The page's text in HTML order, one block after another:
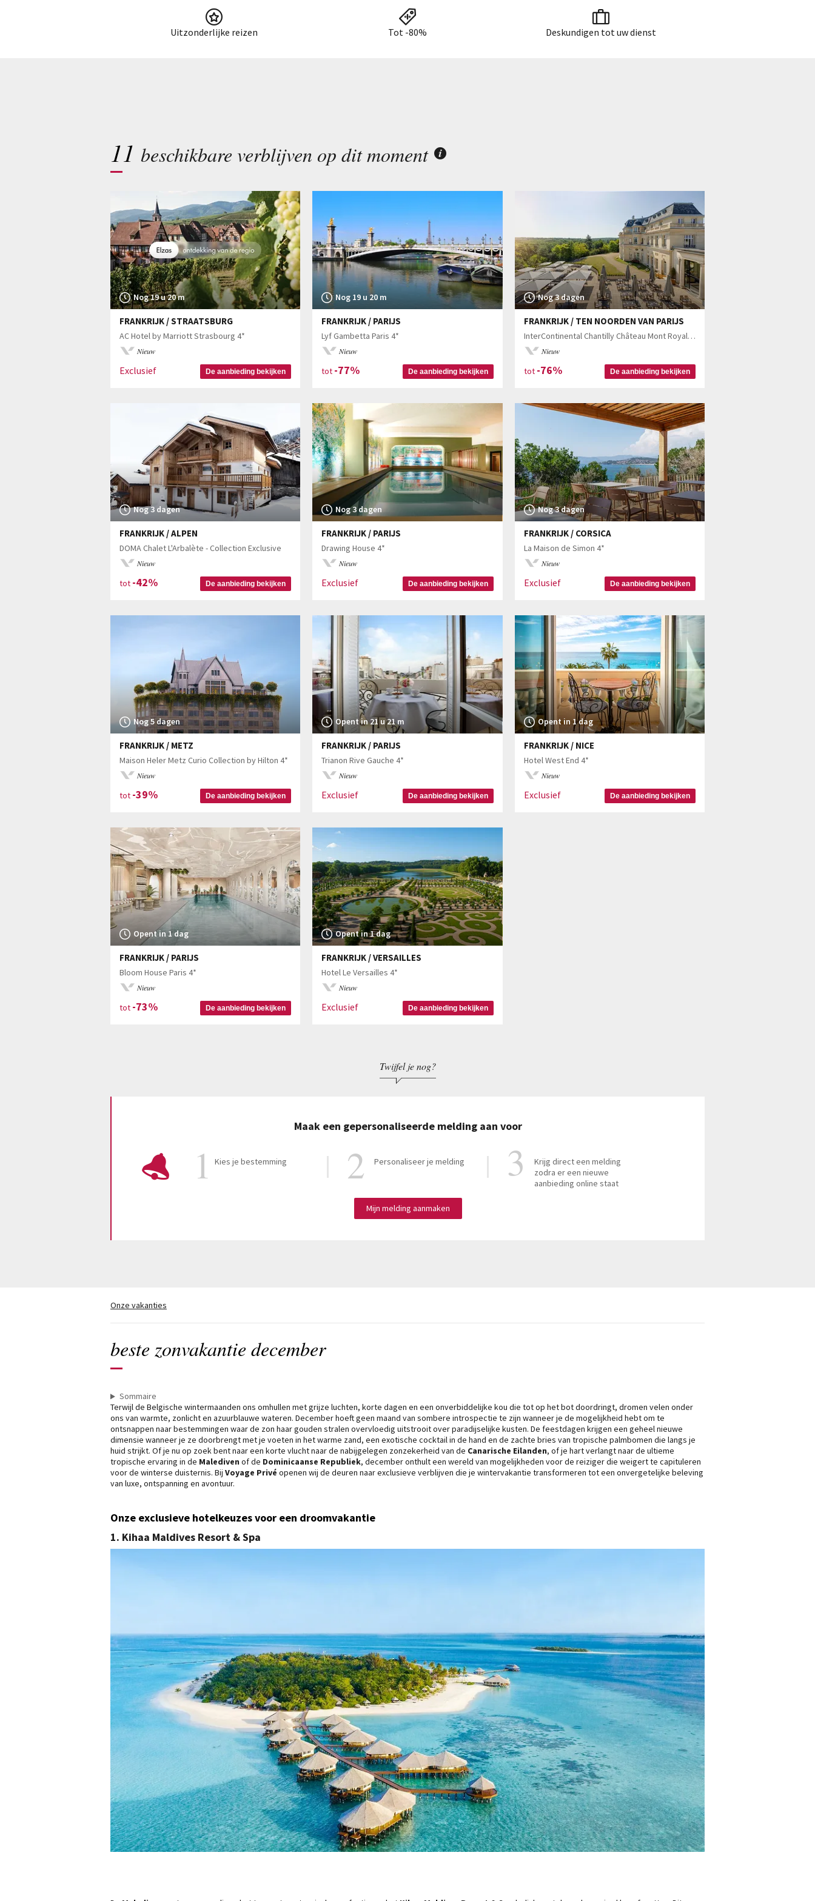
Uitzonderlijke reizen Tot -80% Deskundigen tot uw dienst
11 beschikbare verblijven op dit moment
Nog 19 u 20 m
FRANKRIJK / STRAATSBURG
AC Hotel by Marriott Strasbourg 4*
Nieuw
Exclusief De aanbieding bekijken
Nog 19 u 20 m
FRANKRIJK / PARIJS
Lyf Gambetta Paris 4*
Nieuw
tot -77% De aanbieding bekijken
Nog 3 dagen
FRANKRIJK / TEN NOORDEN VAN PARIJS
InterContinental Chantilly Château Mont Royal 5*
Nieuw
tot -76% De aanbieding bekijken
Nog 3 dagen
FRANKRIJK / ALPEN
DOMA Chalet L'Arbalète - Collection Exclusive
Nieuw
tot -42% De aanbieding bekijken
Nog 3 dagen
FRANKRIJK / PARIJS
Drawing House 4*
Nieuw
Exclusief De aanbieding bekijken
Nog 3 dagen
FRANKRIJK / CORSICA
La Maison de Simon 4*
Nieuw
Exclusief De aanbieding bekijken
Nog 5 dagen
FRANKRIJK / METZ
Maison Heler Metz Curio Collection by Hilton 4*
Nieuw
tot -39% De aanbieding bekijken
Opent in 21 u 21 m
FRANKRIJK / PARIJS
Trianon Rive Gauche 4*
Nieuw
Exclusief De aanbieding bekijken
Opent in 1 dag
FRANKRIJK / NICE
Hotel West End 4*
Nieuw
Exclusief De aanbieding bekijken
Opent in 1 dag
FRANKRIJK / PARIJS
Bloom House Paris 4*
Nieuw
tot -73% De aanbieding bekijken
Opent in 1 dag
FRANKRIJK / VERSAILLES
Hotel Le Versailles 4*
Nieuw
Exclusief De aanbieding bekijken
Twijfel je nog?
Maak een gepersonaliseerde melding aan voor
Kies je bestemming Personaliseer je melding
Krijg direct een melding
zodra er een nieuwe
aanbieding online staat
Mijn melding aanmaken
Onze vakanties
beste zonvakantie december
Sommaire
Terwijl de Belgische wintermaanden ons omhullen met grijze luchten, korte dagen en een onverbiddelijke kou die tot op het bot doordringt, dromen velen onder
ons van warmte, zonlicht en azuurblauwe wateren. December hoeft geen maand van sombere introspectie te zijn wanneer je de mogelijkheid hebt om te
ontsnappen naar bestemmingen waar de zon haar gouden stralen overvloedig uitstrooit over paradijselijke kusten. De feestdagen krijgen een geheel nieuwe
dimensie wanneer je ze doorbrengt met je voeten in het warme zand, een exotische cocktail in de hand en de zachte bries van tropische palmbomen die langs je
huid strijkt. Of je nu op zoek bent naar een korte vlucht naar de nabijgelegen zonzekerheid van de Canarische Eilanden, of je hart verlangt naar de ultieme
tropische ervaring in de Malediven of de Dominicaanse Republiek, december onthult een wereld van mogelijkheden voor de reiziger die weigert te capituleren
voor de winterse duisternis. Bij Voyage Privé openen wij de deuren naar exclusieve verblijven die je wintervakantie transformeren tot een onvergetelijke beleving
van luxe, ontspanning en avontuur.
Onze exclusieve hotelkeuzes voor een droomvakantie
1. Kihaa Maldives Resort & Spa